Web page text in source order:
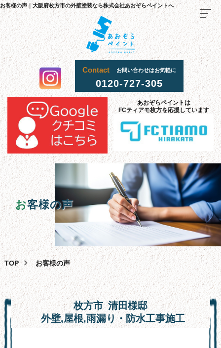
お客様の声｜大阪府枚方市の外壁塗装なら株式会社あおぞらペイントへ
Contact お問い合わせはお気軽に
0120-727-305
あおぞらペイントは
FCティアモ枚方を応援しています
お客様の声
TOP お客様の声
TOP
料金・施工までの流れ
当社 が選ばれる理由
施工事例
お客様
採用情報
外壁塗装
屋根塗装・葺き替え・カバー工法
雨漏り・バルコニー・ベランダ防水工事
その 他サービス
助成 金相談
スタッフ紹介
枚方市 清田様邸
外壁,屋根,雨漏り・防水工事施工